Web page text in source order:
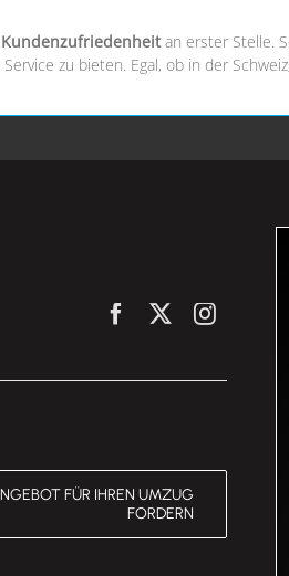
an erster Stelle.
zu bieten. Egal, ob in der
FÜR IHREN UMZUG
FORDERN